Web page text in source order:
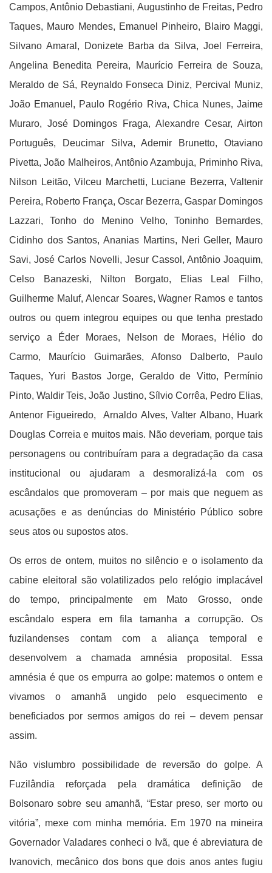
Campos, Antônio Debastiani, Augustinho de Freitas, Pedro
Taques, Mauro Mendes, Emanuel Pinheiro, Blairo Maggi,
Silvano Amaral, Donizete Barba da Silva, Joel Ferreira,
Angelina Benedita Pereira, Maurício Ferreira de Souza,
Meraldo de Sá, Reynaldo Fonseca Diniz, Percival Muniz,
João Emanuel, Paulo Rogério Riva, Chica Nunes, Jaime
Muraro, José Domingos Fraga, Alexandre Cesar, Airton
Português, Deucimar Silva, Ademir Brunetto, Otaviano
Pivetta, João Malheiros, Antônio Azambuja, Priminho Riva,
Nilson Leitão, Vilceu Marchetti, Luciane Bezerra, Valtenir
Pereira, Roberto França, Oscar Bezerra, Gaspar Domingos
Lazzari, Tonho do Menino Velho, Toninho Bernardes,
Cidinho dos Santos, Ananias Martins, Neri Geller, Mauro
Savi, José Carlos Novelli, Jesur Cassol, Antônio Joaquim,
Celso Banazeski, Nilton Borgato, Elias Leal Filho,
Guilherme Maluf, Alencar Soares, Wagner Ramos e tantos
outros ou quem integrou equipes ou que tenha prestado
serviço a Éder Moraes, Nelson de Moraes, Hélio do
Carmo, Maurício Guimarães, Afonso Dalberto, Paulo
Taques, Yuri Bastos Jorge, Geraldo de Vitto, Permínio
Pinto, Waldir Teis, João Justino, Sílvio Corrêa, Pedro Elias,
Antenor Figueiredo, Arnaldo Alves, Valter Albano, Huark
Douglas Correia e muitos mais. Não deveriam, porque tais
personagens ou contribuíram para a degradação da casa
institucional ou ajudaram a desmoralizá-la com os
escândalos que promoveram – por mais que neguem as
acusações e as denúncias do Ministério Público sobre
seus atos ou supostos atos.
Os erros de ontem, muitos no silêncio e o isolamento da
cabine eleitoral são volatilizados pelo relógio implacável
do tempo, principalmente em Mato Grosso, onde
escândalo espera em fila tamanha a corrupção. Os
fuzilandenses contam com a aliança temporal e
desenvolvem a chamada amnésia proposital. Essa
amnésia é que os empurra ao golpe: matemos o ontem e
vivamos o amanhã ungido pelo esquecimento e
beneficiados por sermos amigos do rei – devem pensar
assim.
Não vislumbro possibilidade de reversão do golpe. A
Fuzilândia reforçada pela dramática definição de
Bolsonaro sobre seu amanhã, “Estar preso, ser morto ou
vitória”, mexe com minha memória. Em 1970 na mineira
Governador Valadares conheci o Ivã, que é abreviatura de
Ivanovich, mecânico dos bons que dois anos antes fugiu